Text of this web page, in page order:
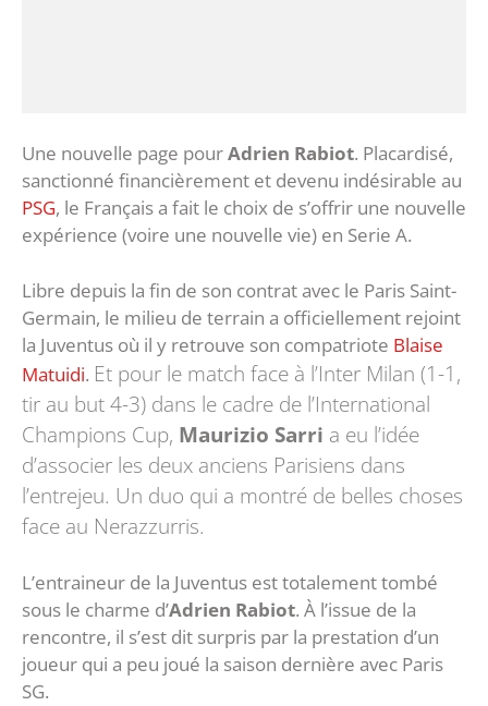
Une nouvelle page pourAdrien Rabiot. Placardisé,
sanctionné financièrement et devenu indésirable au
PSG, le Français a fait le choix de s’offrir une nouvelle
expérience (voire une nouvelle vie) en Serie A.
Libre depuis la fin de son contrat avec le Paris Saint-
Germain, le milieu de terrain a officiellement rejoint
la Juventus où il y retrouve son compatriote Blaise
Matuidi. Et pour le match face à l’Inter Milan (1-1,
tir au but 4-3) dans le cadre de l’International
Champions Cup, Maurizio Sarri a eu l’idée
d’associer les deux anciens Parisiens dans
l’entrejeu. Un duo qui a montré de belles choses
face au Nerazzurris.
L’entraineur de la Juventus est totalement tombé
sous le charme d’Adrien Rabiot. À l’issue de la
rencontre, il s’est dit surpris par la prestation d’un
joueur qui a peu joué la saison dernière avec Paris
SG.